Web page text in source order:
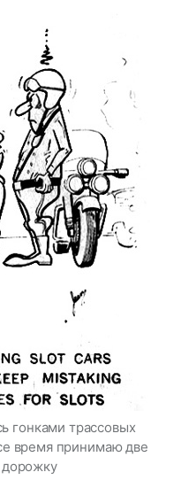
гонками трассовых
время принимаю две
дорожку